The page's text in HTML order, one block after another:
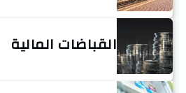
القباضات المالية